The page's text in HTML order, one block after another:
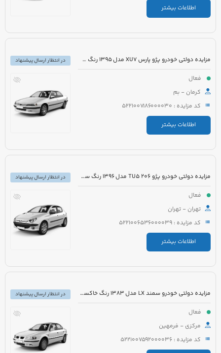
اطلاعات بیشتر
مزایده دولتی خودرو پژو پارس XU7 مدل 1395 رنگ سفید روغنی
فعال
کرمان - بم
کد مزایده : 5221007186000030
اطلاعات بیشتر
در انتظار ارسال پیشنهاد
مزایده دولتی خودرو پژو 206 TU5 مدل 1396 رنگ سفید روغنی
فعال
تهران - تهران
کد مزایده : 5221006536000039
اطلاعات بیشتر
در انتظار ارسال پیشنهاد
مزایده دولتی خودرو سمند LX مدل 1383 رنگ خاکستری
فعال
مرکزی - فرمهین
کد مزایده : 5221007592000036
در انتظار ارسال پیشنهاد